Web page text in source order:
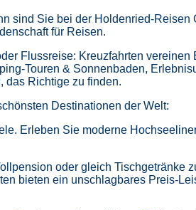
sind Sie bei der Holdenried-
für Reisen.
Flussreise: Kreuzfahrten
Touren & Sonnenbaden,
das Richtige zu finden.
Destinationen der Welt:
Erleben Sie moderne
oder gleich Tischgetränke
bieten ein unschlagbares Preis-